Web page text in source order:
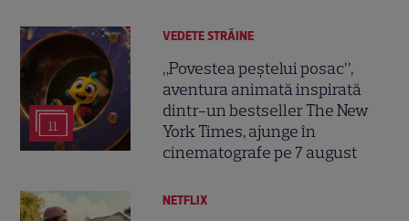
11
VEDETE STRĂINE
„Povestea peștelui posac”,
aventura animată inspirată
dintr-un bestseller The New
York Times, ajunge în
cinematografe pe 7 august
NETFLIX